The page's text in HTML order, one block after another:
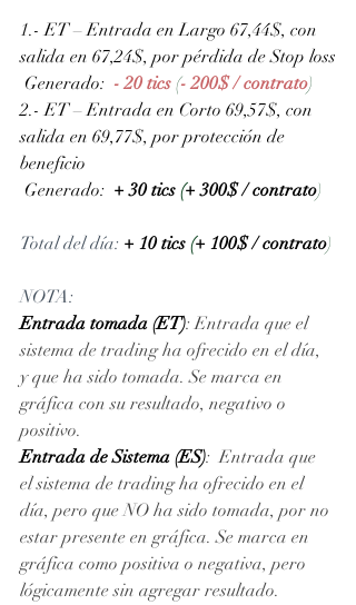
1.- ET – Entrada en Largo 67,44$, con
salida en 67,24$, por pérdida de Stop loss
Generado: - 20 tics (- 200$ / contrato)
2.- ET – Entrada en Corto 69,57$, con
salida en 69,77$, por protección de
beneficio
Generado: + 30 tics (+ 300$ / contrato)
Total del día: + 10 tics (+ 100$ / contrato)
NOTA:
Entrada tomada (ET): Entrada que el
sistema de trading ha ofrecido en el día,
y que ha sido tomada. Se marca en
gráfica con su resultado, negativo o
positivo.
Entrada de Sistema (ES):  Entrada que
el sistema de trading ha ofrecido en el
día, pero que NO ha sido tomada, por no
estar presente en gráfica. Se marca en
gráfica como positiva o negativa, pero
lógicamente sin agregar resultado.